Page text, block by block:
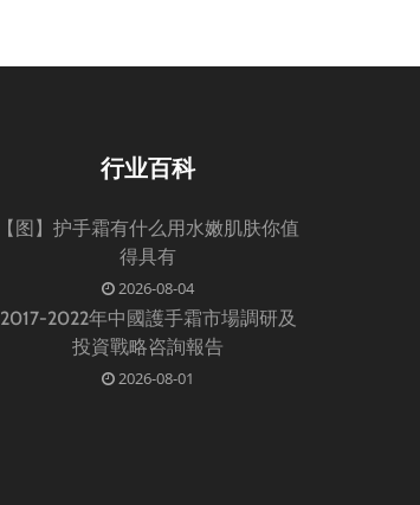
行业百科
【图】护手霜有什么用水嫩肌肤你值
得具有
2026-08-04
2017-2022年中國護手霜市場調研及
投資戰略咨詢報告
2026-08-01